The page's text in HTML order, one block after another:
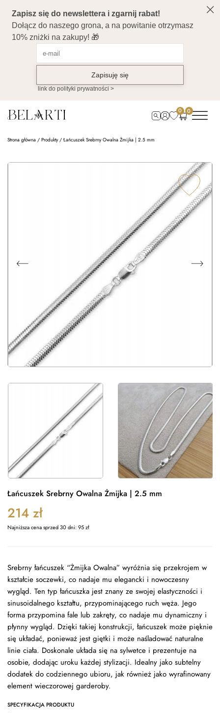
0 0
Strona główna / Produkty/ Łańcuszek Srebrny Owalna Żmijka | 2.5 mm
Łańcuszek Srebrny Owalna Żmijka | 2.5 mm
214 zł
Najniższa cena sprzed 30 dni:95zł
Srebrny łańcuszek “Żmijka Owalna” wyróżnia się przekrojem w
kształcie soczewki, co nadaje mu elegancki i nowoczesny
wygląd. Ten typ łańcuszka jest znany ze swojej elastyczności i
sinusoidalnego kształtu, przypominającego ruch węża. Jego
forma przypomina fale lub zakręty, co nadaje mu dynamiczny i
płynny wygląd. Dzięki takiej konstrukcji, łańcuszek może pięknie
się układać, ponieważ jest giętki i może naśladować naturalne
linie ciała. Doskonale układa się na sylwetce i prezentuje na
osobie, dodając uroku każdej stylizacji. Idealny jako subtelny
dodatek do codziennego ubioru, jak również jako wyrafinowany
element wieczorowej garderoby.
SPECYFIKACJA PRODUKTU